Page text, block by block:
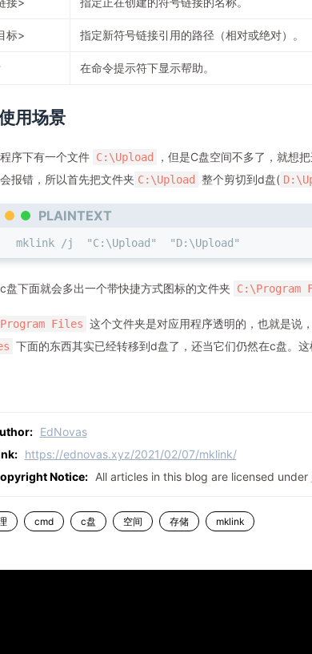
标> 指定新符号链接引用的路径（相对或绝对）。
在命令提示符下显示帮助。
用场景
序下有一个文件 C:\Upload
，但是C盘空间不多了，就想
报错，所以首先把文件夹 C:\Upload 整个剪切到d盘(
PLAINTEXT
mklink /j  "C:\Upload"  "D:\Upload"
盘下面就会多出一个带快捷方式图标的文件夹 C:\Program
Files 这个文件夹是对应用程序透明的，也就是说
下面的东西其实已经转移到d盘了，还当它们仍然在c盘。
EdNovas
https://ednovas.xyz/2021/02/07/mklink/
Notice: All articles in this blog are licensed under
cmd c盘 空间 存储 mklink